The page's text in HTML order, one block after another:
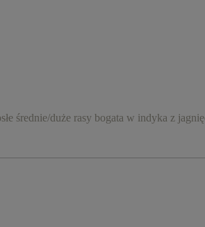
średnie/duże rasy bogata w indyka z